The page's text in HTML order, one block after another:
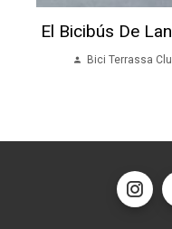
El Bicibús De
Bici Terrassa